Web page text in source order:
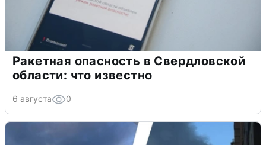
Ракетная опасность в Свердловской
области: что известно
6 августа 0